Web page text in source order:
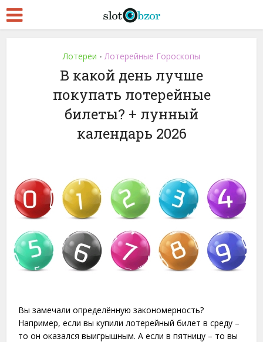
Лотереи • Лотерейные Гороскопы
В какой день лучше
покупать лотерейные
билеты? + лунный
календарь 2026
Вы замечали определённую закономерность?
Например, если вы купили лотерейный билет в среду –
то он оказался выигрышным. А если в пятницу – то вы